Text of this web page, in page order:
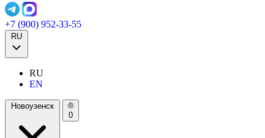
+7 (900) 952-33-55
RU
RU
EN
Новоузенск
0